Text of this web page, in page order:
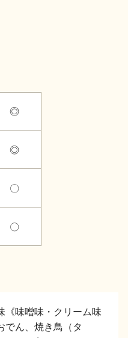
ベント情報
◎
◎
〇
〇
《味噌味・クリーム味
でん、焼き鳥（タ